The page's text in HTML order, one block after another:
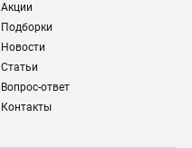
Акции
Подборки
Новости
Статьи
Вопрос-ответ
Контакты